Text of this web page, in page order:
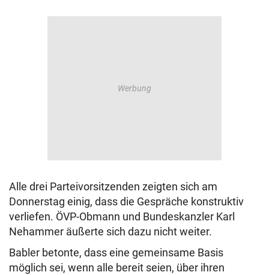
Alle drei Parteivorsitzenden zeigten sich am
Donnerstag einig, dass die Gespräche konstruktiv
verliefen. ÖVP-Obmann und Bundeskanzler Karl
Nehammer äußerte sich dazu nicht weiter.
Babler betonte, dass eine gemeinsame Basis
möglich sei, wenn alle bereit seien, über ihren